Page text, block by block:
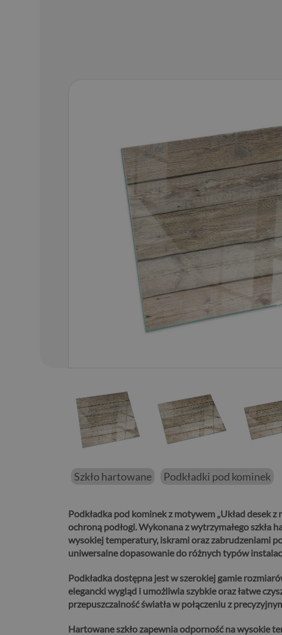
Szkło hartowane Podkładki pod kominek
Podkładka pod kominek z motywem „Układ desek
ochroną podłogi.Wykonana z wytrzymałego szkła
wysokiej temperatury, iskrami oraz zabrudzeniami
uniwersalne dopasowanie do różnych typów
Podkładka dostępna jest w szerokiej gamie
elegancki wygląd i umożliwia szybkie oraz łatwe
przepuszczalność światła w połączeniu z
Hartowane szkło zapewnia odporność na wysokie